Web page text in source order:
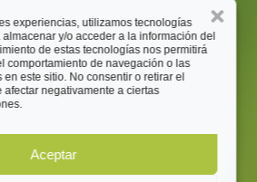
experiencias, utilizamos tecnologías
y/o acceder a la información del
de estas tecnologías nos permitirá
comportamiento de navegación o las
este sitio. No consentir o retirar el
negativamente a ciertas
Aceptar
- Calle 80, Km. 7 (Costado sur)
- Bod.2, Lote 41
/ (+57) 320-8353901
en